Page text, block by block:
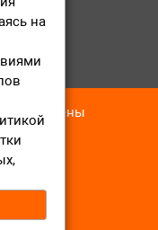
защищены
на